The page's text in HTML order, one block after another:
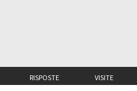
RISPOSTE VISITE